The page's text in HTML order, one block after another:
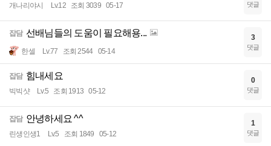
개나리야시 Lv.12 조회 3039 05-17 댓글
잡담 선배님들의 도움이 필요해용...
한셀 Lv.77 조회 2544 05-14
3
댓글
잡담 힘내세요
빅빅샷 Lv.5 조회 1913 05-12
0
댓글
잡담 안녕하세요 ^^
린생인생1 Lv.5 조회 1849 05-12
1
댓글